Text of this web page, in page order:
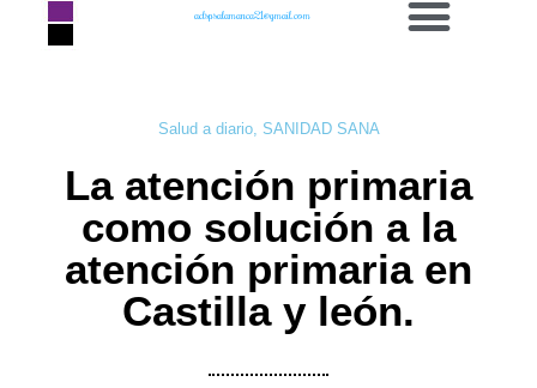
adspsalamanca21@gmail.com
Salud a diario, SANIDAD SANA
La atención primaria
como solución a la
atención primaria en
Castilla y león.